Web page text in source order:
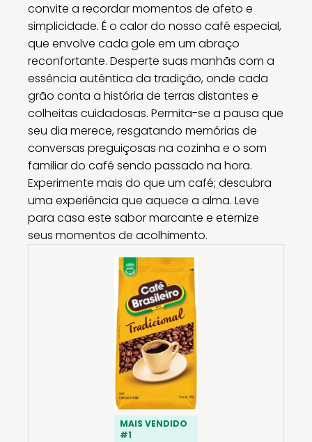
convite a recordar momentos de afeto e
simplicidade. É o calor do nosso café especial,
que envolve cada gole em um abraço
reconfortante. Desperte suas manhãs com a
essência autêntica da tradição, onde cada
grão conta a história de terras distantes e
colheitas cuidadosas. Permita-se a pausa que
seu dia merece, resgatando memórias de
conversas preguiçosas na cozinha e o som
familiar do café sendo passado na hora.
Experimente mais do que um café; descubra
uma experiência que aquece a alma. Leve
para casa este sabor marcante e eternize
seus momentos de acolhimento.
MAIS VENDIDO
#1